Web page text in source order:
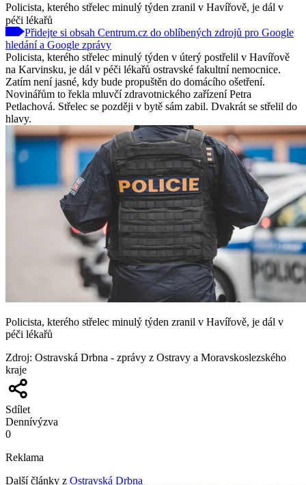
Policista, kterého střelec minulý týden zranil v Havířově, je dál v
péči lékařů
Přidejte si obsah Centrum.cz do oblíbených zdrojů pro Google
hledání a Google zprávy
Policista, kterého střelec minulý týden v úterý postřelil v Havířově
na Karvinsku, je dál v péči lékařů ostravské fakultní nemocnice.
Zatím není jasné, kdy bude propuštěn do domácího ošetření.
Novinářům to řekla mluvčí zdravotnického zařízení Petra
Petlachová. Střelec se později v bytě sám zabil. Dvakrát se střelil do
hlavy.
Policista, kterého střelec minulý týden zranil v Havířově, je dál v
péči lékařů
Zdroj: Ostravská Drbna - zprávy z Ostravy a Moravskoslezského
kraje
Sdílet
Dennívýzva
0
Reklama
Další články z Ostravská Drbna